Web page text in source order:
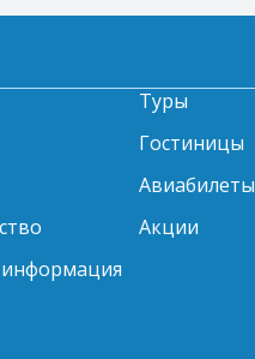
Туры
Гостиницы
Авиабилеты
Акции